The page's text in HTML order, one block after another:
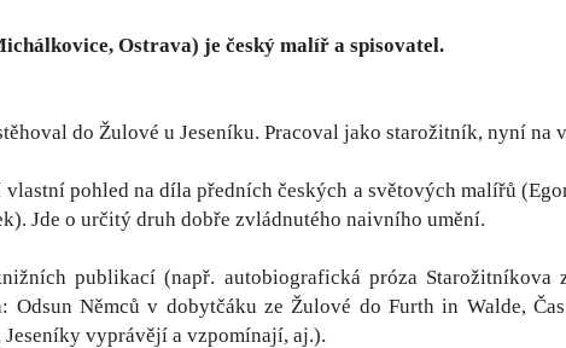
Ostrava) je český malíř a spisovatel.
do Žulové u Jeseníku. Pracoval jako starožitník, nyní na
pohled na díla předních českých a světových malířů
Jde o určitý druh dobře zvládnutého naivního umění.
publikací (např. autobiografická próza
Odsun Němců v dobytčáku ze Žulové do Furth in Walde,
Jeseníky vyprávějí a vzpomínají, aj.).